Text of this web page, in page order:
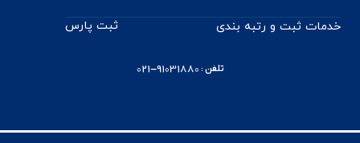
خدمات ثبت و رتبه بندی ثبت پارس
تلفن : 91031880-021